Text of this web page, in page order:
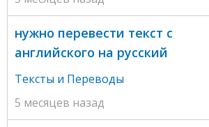
нужно перевести текст с
английского на русский
Тексты и Переводы
5 месяцев назад